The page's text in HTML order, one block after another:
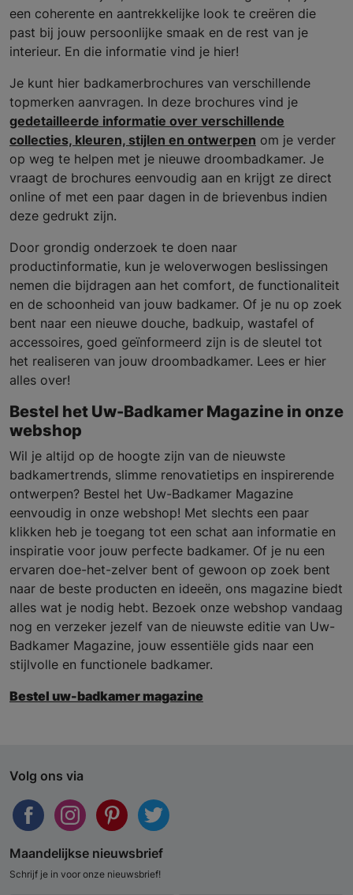
een coherente en aantrekkelijke look te creëren die
past bij jouw persoonlijke smaak en de rest van je
interieur. En die informatie vind je hier!
Je kunt hier badkamerbrochures van verschillende
topmerken aanvragen. In deze brochures vind je
gedetailleerde informatie over verschillende
collecties, kleuren, stijlen en ontwerpen om je verder
op weg te helpen met je nieuwe droombadkamer. Je
vraagt de brochures eenvoudig aan en krijgt ze direct
online of met een paar dagen in de brievenbus indien
deze gedrukt zijn.
Door grondig onderzoek te doen naar
productinformatie, kun je weloverwogen beslissingen
nemen die bijdragen aan het comfort, de functionaliteit
en de schoonheid van jouw badkamer. Of je nu op zoek
bent naar een nieuwe douche, badkuip, wastafel of
accessoires, goed geïnformeerd zijn is de sleutel tot
het realiseren van jouw droombadkamer. Lees er hier
alles over!
Bestel het Uw-Badkamer Magazine in onze
webshop
Wil je altijd op de hoogte zijn van de nieuwste
badkamertrends, slimme renovatietips en inspirerende
ontwerpen? Bestel het Uw-Badkamer Magazine
eenvoudig in onze webshop! Met slechts een paar
klikken heb je toegang tot een schat aan informatie en
inspiratie voor jouw perfecte badkamer. Of je nu een
ervaren doe-het-zelver bent of gewoon op zoek bent
naar de beste producten en ideeën, ons magazine biedt
alles wat je nodig hebt. Bezoek onze webshop vandaag
nog en verzeker jezelf van de nieuwste editie van Uw-
Badkamer Magazine, jouw essentiële gids naar een
stijlvolle en functionele badkamer.
Bestel uw-badkamer magazine
Volg ons via
Maandelijkse nieuwsbrief
Schrijf je in voor onze nieuwsbrief!